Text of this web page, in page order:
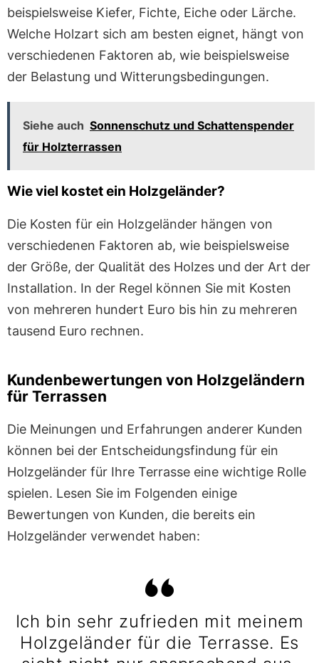
beispielsweise Kiefer, Fichte, Eiche oder Lärche.
Welche Holzart sich am besten eignet, hängt von
verschiedenen Faktoren ab, wie beispielsweise
der Belastung und Witterungsbedingungen.
Siehe auch Sonnenschutz und Schattenspender
für Holzterrassen
Wie viel kostet ein Holzgeländer?
Die Kosten für ein Holzgeländer hängen von
verschiedenen Faktoren ab, wie beispielsweise
der Größe, der Qualität des Holzes und der Art der
Installation. In der Regel können Sie mit Kosten
von mehreren hundert Euro bis hin zu mehreren
tausend Euro rechnen.
Kundenbewertungen von Holzgeländern
für Terrassen
Die Meinungen und Erfahrungen anderer Kunden
können bei der Entscheidungsfindung für ein
Holzgeländer für Ihre Terrasse eine wichtige Rolle
spielen. Lesen Sie im Folgenden einige
Bewertungen von Kunden, die bereits ein
Holzgeländer verwendet haben:
Ich bin sehr zufrieden mit meinem
Holzgeländer für die Terrasse. Es